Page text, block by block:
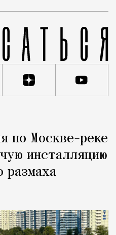
по Москве-реке
инсталляцию
размаха